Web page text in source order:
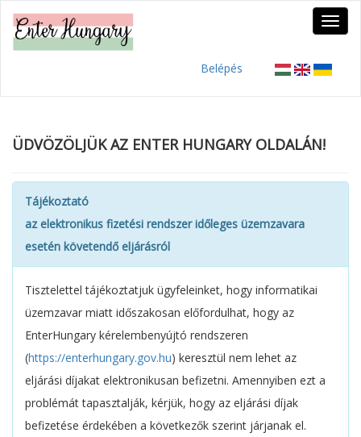
Belépés
ÜDVÖZÖLJÜK AZ ENTER HUNGARY OLDALÁN!
Tájékoztató
az elektronikus fizetési rendszer időleges üzemzavara
esetén követendő eljárásról
Tisztelettel tájékoztatjuk ügyfeleinket, hogy informatikai
üzemzavar miatt időszakosan előfordulhat, hogy az
EnterHungary kérelembenyújtó rendszeren
(https://enterhungary.gov.hu) keresztül nem lehet az
eljárási díjakat elektronikusan befizetni. Amennyiben ezt a
problémát tapasztalják, kérjük, hogy az eljárási díjak
befizetése érdekében a következők szerint járjanak el.